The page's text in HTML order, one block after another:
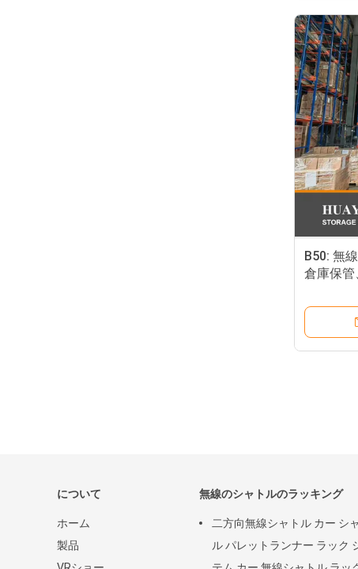
B50: 無
倉庫保管
ック
について
ホーム
製品
無線のシャトルのラッキング
二方向無線シャトル カー シ
ル パレットランナー ラック